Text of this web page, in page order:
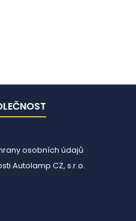
osobních údajů
Autolamp CZ, s.r.o.